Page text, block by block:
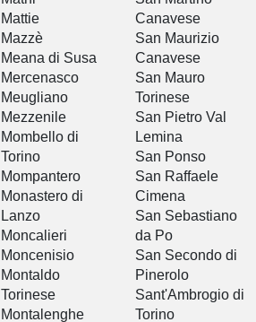
Mattie
Mazzè
Meana di Susa
Mercenasco
Meugliano
Mezzenile
Mombello di
Torino
Mompantero
Monastero di
Lanzo
Moncalieri
Moncenisio
Montaldo
Torinese
Montalenghe
Canavese
San Maurizio
Canavese
San Mauro
Torinese
San Pietro Val
Lemina
San Ponso
San Raffaele
Cimena
San Sebastiano
da Po
San Secondo di
Pinerolo
Sant'Ambrogio di
Torino